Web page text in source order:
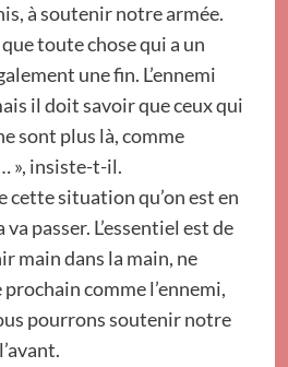
à soutenir notre armée.
toute chose qui a un
une fin. L’ennemi
il doit savoir que ceux qui
sont plus là, comme
», insiste-t-il.
cette situation qu’on est en
passer. L’essentiel est de
main dans la main, ne
comme l’ennemi,
pourrons soutenir notre